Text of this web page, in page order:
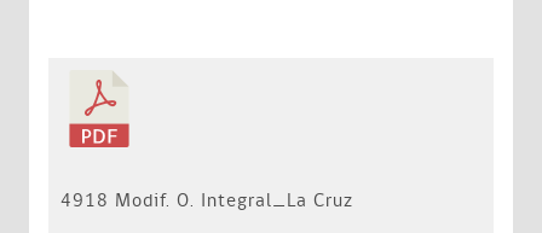
4918 Modif. O. Integral_La Cruz